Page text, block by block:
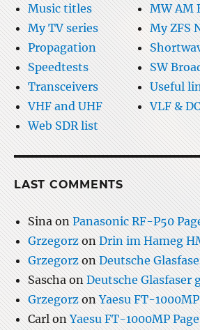
Music titles
MW AM
My TV series
My ZFS
Propagation
Speedtests
SW
Transceivers
Useful
VHF and UHF
VLF &
Web SDR list
LAST COMMENTS
Sinaon Panasonic RF-P50
Grzegorz on Drin im Hameg
Grzegorz on Deutsche
Saschaon Deutsche Glasfaser
GrzegorzonYaesu FT-
CarlonYaesu FT-1000MP Page